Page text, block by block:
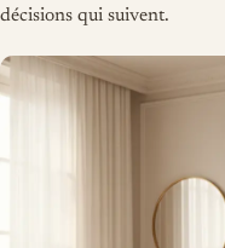
décisions qui suivent.